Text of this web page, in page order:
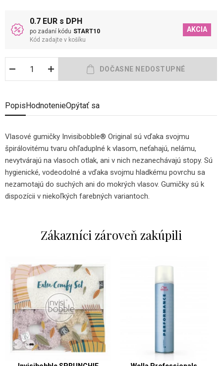
0.7 EUR s DPH
po zadaní kódu START10
Kód zadajte v košíku
AKCIA
Popis HodnotenieOpýtať sa
Vlasové gumičky Invisibobble® Original sú vďaka svojmu
špirálovitému tvaru ohľaduplné k vlasom, neťahajú, nelámu,
nevytvárajú na vlasoch otlak, ani v nich nezanechávajú stopy. Sú
hygienické, vodeodolné a vďaka svojmu hladkému povrchu sa
nezamotajú do suchých ani do mokrých vlasov. Gumičky sú k
dispozícii v niekoľkých farebných variantoch.
Zákazníci zároveň zakúpili